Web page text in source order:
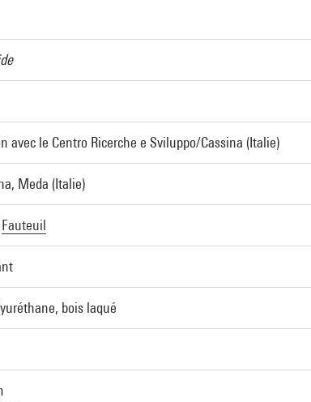
avec le Centro Ricerche e Sviluppo/Cassina (Italie)
Meda (Italie)
Fauteuil
bois laqué